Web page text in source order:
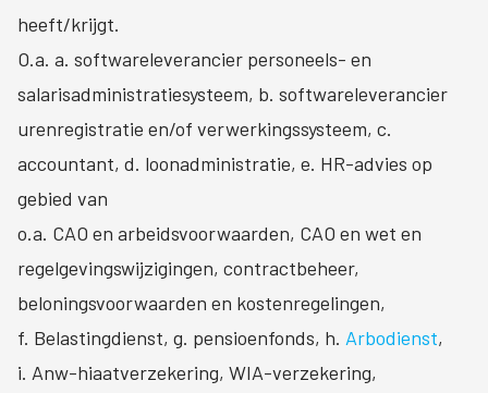
heeft/krijgt.
O.a. a. softwareleverancier personeels- en
salarisadministratiesysteem, b. softwareleverancier
urenregistratie en/of verwerkingssysteem, c.
accountant, d. loonadministratie, e. HR-advies op
gebied van
o.a. CAO en arbeidsvoorwaarden, CAO en wet en
regelgevingswijzigingen, contractbeheer,
beloningsvoorwaarden en kostenregelingen,
f. Belastingdienst, g. pensioenfonds, h. Arbodienst,
i. Anw-hiaatverzekering, WIA-verzekering,